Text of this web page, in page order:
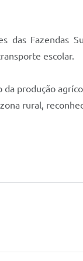
Fazendas
escolar.
produção
rural,